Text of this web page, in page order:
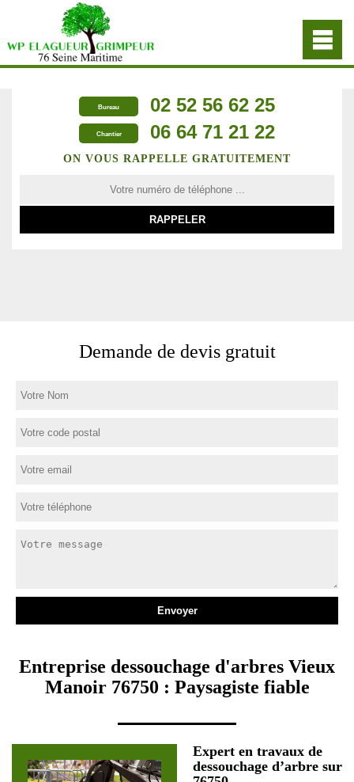
Bureau 02 52 56 62 25
Chantier 06 64 71 21 22
ON VOUS RAPPELLE GRATUITEMENT
Demande de devis gratuit
Entreprise dessouchage d'arbres Vieux
Manoir 76750 : Paysagiste fiable
Expert en travaux de
dessouchage d’arbre sur